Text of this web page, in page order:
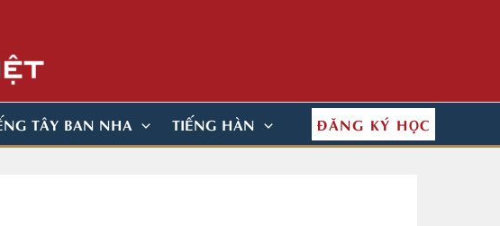
TÂY BAN NHA TIẾNG HÀN ĐĂNG KÝ HỌC